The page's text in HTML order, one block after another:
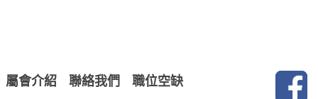
屬會介紹 聯絡我們 職位空缺